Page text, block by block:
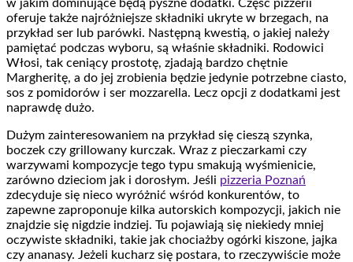
w jakim dominujące będą pyszne dodatki. Część pizzerii
oferuje także najróżniejsze składniki ukryte w brzegach, na
przykład ser lub parówki. Następną kwestią, o jakiej należy
pamiętać podczas wyboru, są właśnie składniki. Rodowici
Włosi, tak ceniący prostotę, zjadają bardzo chętnie
Margheritę, a do jej zrobienia będzie jedynie potrzebne ciasto,
sos z pomidorów i ser mozzarella. Lecz opcji z dodatkami jest
naprawdę dużo.
Dużym zainteresowaniem na przykład się cieszą szynka,
boczek czy grillowany kurczak. Wraz z pieczarkami czy
warzywami kompozycje tego typu smakują wyśmienicie,
zarówno dzieciom jak i dorosłym. Jeśli pizzeria Poznań
zdecyduje się nieco wyróżnić wśród konkurentów, to
zapewne zaproponuje kilka autorskich kompozycji, jakich nie
znajdzie się nigdzie indziej. Tu pojawiają się niekiedy mniej
oczywiste składniki, takie jak chociażby ogórki kiszone, jajka
czy ananasy. Jeżeli kucharz się postara, to rzeczywiście może